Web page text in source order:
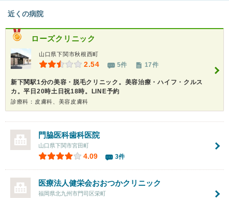
近くの病院
ローズクリニック
山口県下関市秋根西町
2.54 5件 17件
新下関駅1分の美容・脱毛クリニック。美容治療・ハイフ・クルス
カ。平日20時土日祝18時。LINE予約
診療科：皮膚科、美容皮膚科
門脇医科歯科医院
山口県下関市宮田町
4.09 3件
医療法人健栄会おおつかクリニック
福岡県北九州市門司区栄町